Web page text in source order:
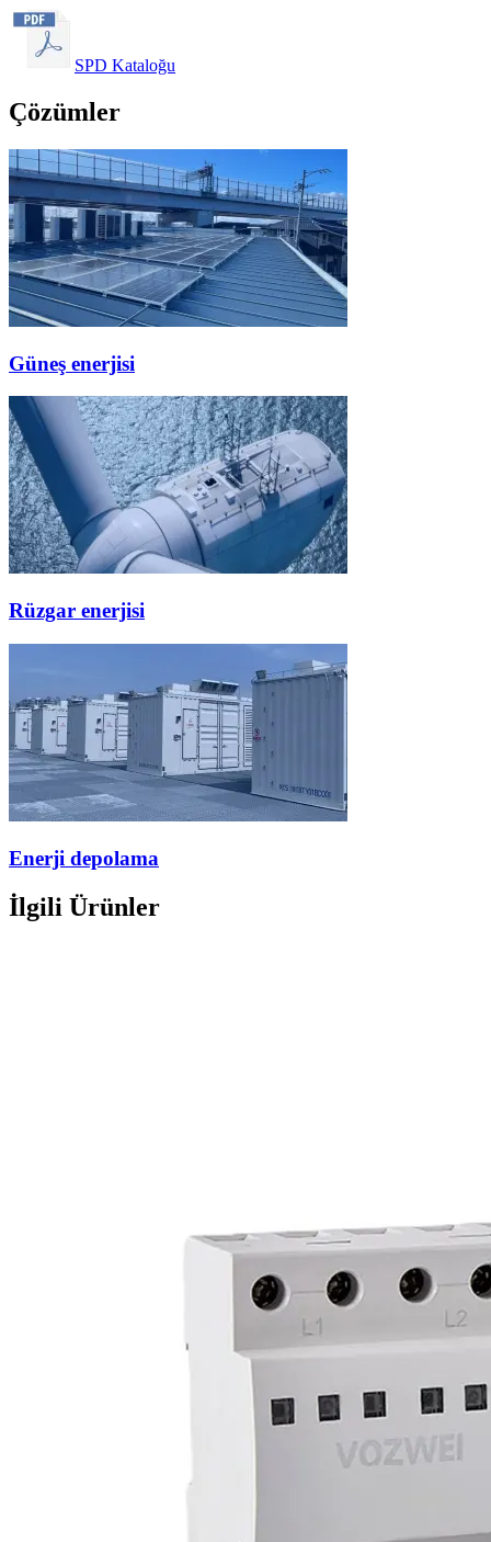
SPD Kataloğu
Çözümler
Güneş enerjisi
Rüzgar enerjisi
Enerji depolama
İlgili Ürünler